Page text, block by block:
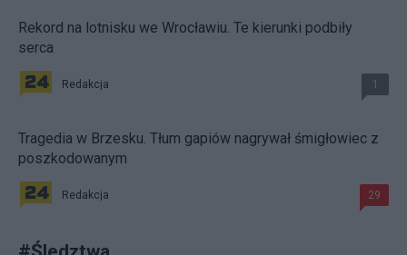
Rekord na lotnisku we Wrocławiu. Te kierunki podbiły
serca
Redakcja 1
Tragedia w Brzesku. Tłum gapiów nagrywał śmigłowiec z
poszkodowanym
Redakcja 29